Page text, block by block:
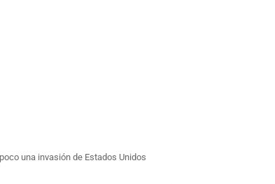
una invasión de Estados Unidos